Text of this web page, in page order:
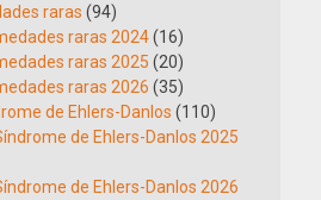
raras (94)
raras 2024(16)
raras 2025 (20)
raras 2026 (35)
de Ehlers-Danlos (110)
de Ehlers-Danlos 2025
de Ehlers-Danlos 2026